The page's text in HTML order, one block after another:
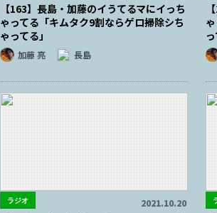
【163】長島・加藤のイうてるマにイっち
ゃってる「キムタク9割ならゲロ掃除シち
ゃってる」
加藤 亮 長島
ラジオ 2021.10.20